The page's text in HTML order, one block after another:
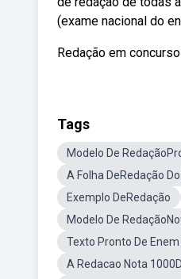
(exame nacional do
Redação em
Tags
Modelo De
A Folha DeRedação
Exemplo DeRedação
Modelo De
Texto Pronto De
A Redacao Nota